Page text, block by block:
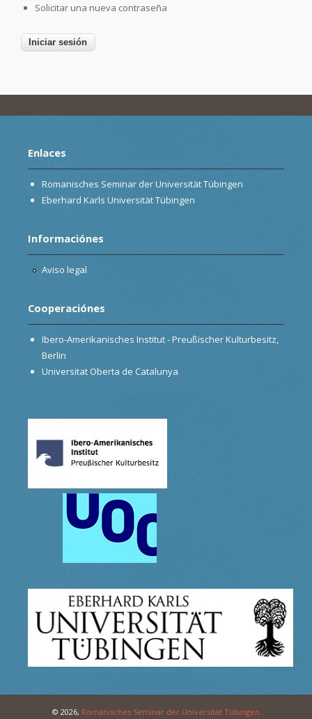
Solicitar una nueva contraseña
Enlaces
Romanisches Seminar der Universität Tübingen
Eberhard Karls Universität Tübingen
Informaciónes
Aviso legal
Cooperaciónes
Ibero-Amerikanisches Institut - Preußischer Kulturbesitz,
Berlin
Universitat Oberta de Catalunya
© 2026, Romanisches Seminar der Universität Tübingen